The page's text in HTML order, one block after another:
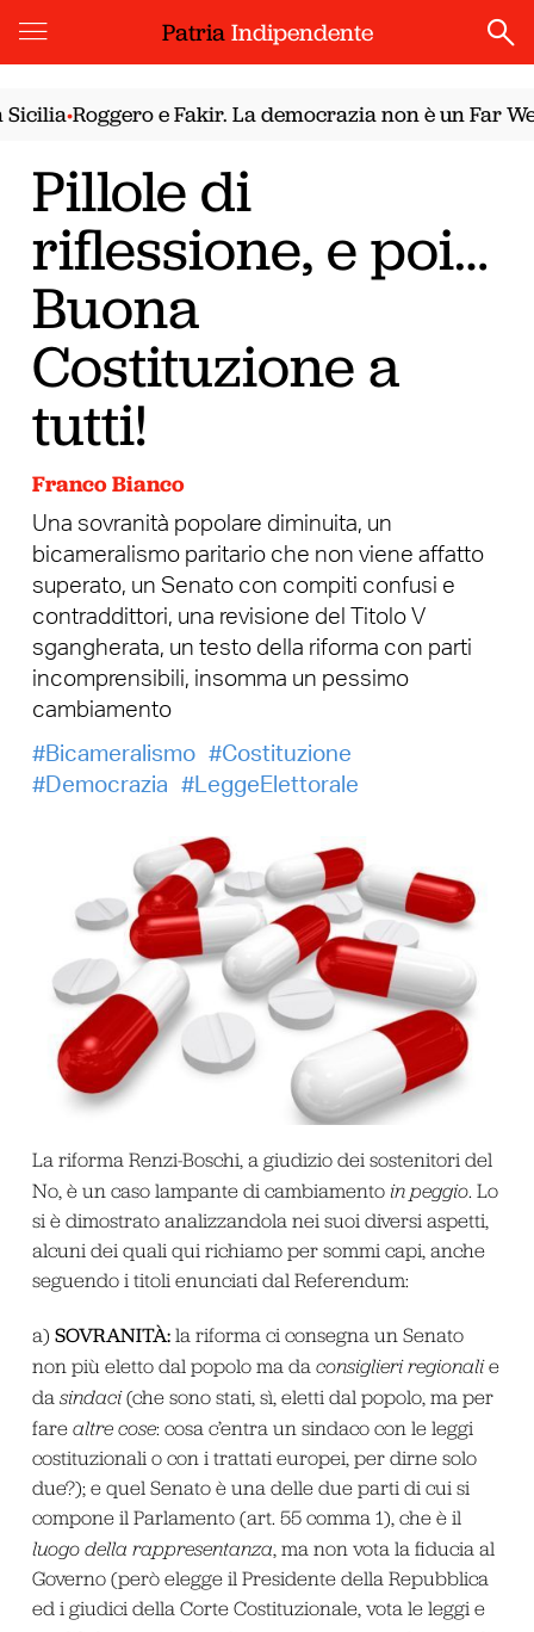
PatriaIndipendente
•Roggero e Fakir. La democrazia non è un Far West•
Pillole di
riflessione, e poi…
Buona
Costituzione a
tutti!
Franco Bianco
Una sovranità popolare diminuita, un
bicameralismo paritario che non viene affatto
superato, un Senato con compiti confusi e
contraddittori, una revisione del Titolo V
sgangherata, un testo della riforma con parti
incomprensibili, insomma un pessimo
cambiamento
Bicameralismo
Costituzione
Democrazia
LeggeElettorale
La riforma Renzi-Boschi, a giudizio dei sostenitori del
No, è un caso lampante di cambiamento in peggio. Lo
si è dimostrato analizzandola nei suoi diversi aspetti,
alcuni dei quali qui richiamo per sommi capi, anche
seguendo i titoli enunciati dal Referendum:
a) SOVRANITÀ:la riforma ci consegna un Senato
non più eletto dal popolo ma da consiglieri regionalie
da sindaci(che sono stati, sì, eletti dal popolo, ma per
fare altre cose: cosa c’entra un sindaco con le leggi
costituzionali o con i trattati europei, per dirne solo
due?); e quel Senato è una delle due parti di cui si
compone il Parlamento (art. 55 comma 1), che è il
luogo della rappresentanza, ma non vota la fiducia al
Governo (però elegge il Presidente della Repubblica
ed i giudici della Corte Costituzionale, vota le leggi e